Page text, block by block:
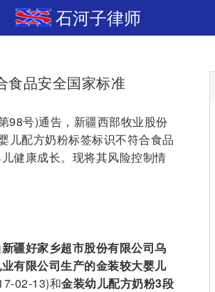
石河子律师
食品安全国家标准
98号)通告，新疆西部牧业股份
儿配方奶粉标签标识不符合食品
健康成长。现将其风险控制情
新疆好家乡超市股份有限公司乌
有限公司生产的金装较大婴儿
02-13)和金装幼儿配方奶粉3段